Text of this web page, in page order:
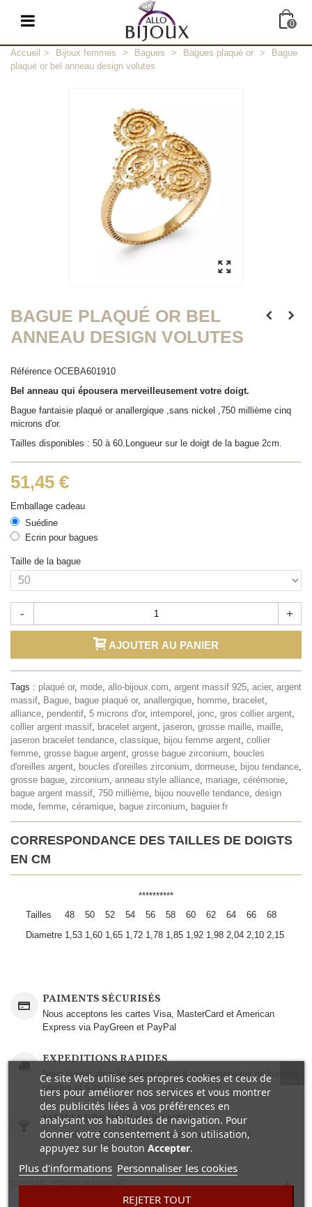
0
Accueil > Bijoux femmes > Bagues > Bagues plaqué or >
Bague
plaqué or bel anneau design volutes
BAGUE PLAQUÉ OR BEL
ANNEAU DESIGN VOLUTES
Référence OCEBA601910
Bel anneau qui épousera merveilleusement votre doigt.
Bague fantaisie plaqué or anallergique ,sans nickel ,750 millième cinq
microns d'or.
Tailles disponibles : 50 à 60.Longueur sur le doigt de la bague 2cm.
51,45 €
Emballage cadeau
Suédine
Ecrin pour bagues
Taille de la bague
- +
AJOUTER AU PANIER
Tags : plaqué or, mode, allo-bijoux.com, argent massif 925, acier, argent
massif, Bague, bague plaqué or, anallergique, homme, bracelet,
alliance, pendentif, 5 microns d'or, intemporel , jonc, gros collier argent,
collier argent massif, bracelet argent, jaseron, grosse maille, maille,
jaseron bracelet tendance, classique, bijou femme argent, collier
femme, grosse bague argent, grosse bague zirconium, boucles
d'oreilles argent, boucles d'oreilles zirconium, dormeuse, bijou tendance,
grosse bague, zirconium, anneau style alliance, mariage, cérémonie,
bague argent massif, 750 millième, bijou nouvelle tendance, design
mode, femme, céramique, bague zirconium, baguier.fr
CORRESPONDANCE DES TAILLES DE DOIGTS
EN CM
**********
Tailles
48 50 52 54 56 58 60 62 64 66
68
Diametre 1,53 1,60 1,65 1,72 1,78 1,85 1,92 1,98 2,04 2,10 2,15
PAIMENTS SÉCURISÉS
Nous acceptons les cartes Visa, MasterCard et American
Express via PayGreen et PayPal
EXPEDITIONS RAPIDES
Nous livrons dans le monde grâce à des partenaires de livraison
rapides et fiables.
MEILLEURS PRIX GARANTIS
Des produits de haute qualité à des prix imbattables..
FICHE TECHNIQUE
Ce site Web utilise ses propres cookies et ceux de
tiers pour améliorer nos services et vous montrer
des publicités liées à vos préférences en
analysant vos habitudes de navigation. Pour
donner votre consentement à son utilisation,
appuyez sur le bouton Accepter.
Plus d'informations Personnaliser les cookies
REJETER TOUT